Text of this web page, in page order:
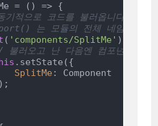
=
() => {
적으로 코드를 불러옵니다. 함
는 모듈의 전체 네임스페이
( 'components/SplitMe' ).then(
불러오고 난 다음엔 컴포넌트를
.setState({
SplitMe : Component